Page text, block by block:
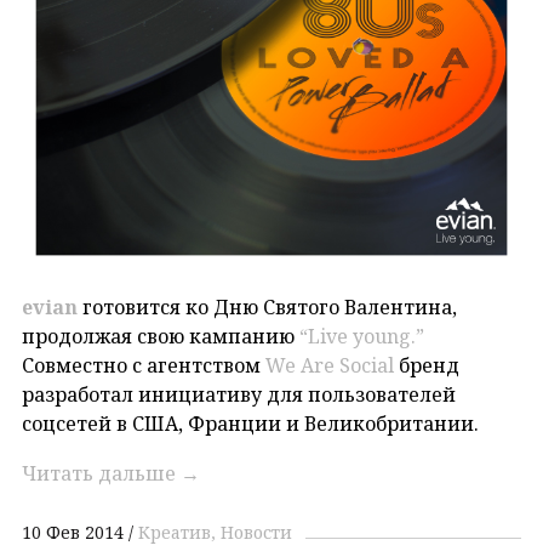
evianготовится ко Дню Святого Валентина,
продолжая свою кампанию “Live young.”
Совместно с агентствомWe Are Social бренд
разработал инициативу для пользователей
соцсетей в США, Франции и Великобритании.
Читать дальше →
10 Фев 2014 Креатив Новости